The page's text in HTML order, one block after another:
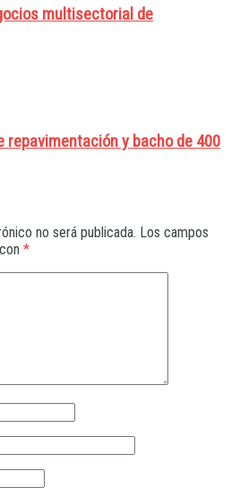
multisectorial de
repavimentación y bacho de 400
no será publicada. Los campos
*